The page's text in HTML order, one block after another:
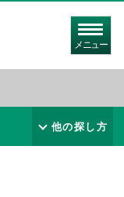
メニュー
他の探し方